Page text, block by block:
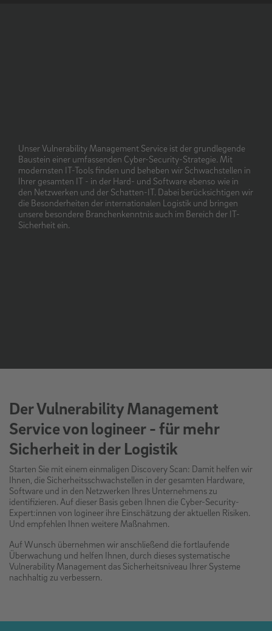
Unser Vulnerability Management Service ist der grundlegende
Baustein einer umfassenden Cyber-Security-Strategie. Mit
modernsten IT-Tools finden und beheben wir Schwachstellen in
Ihrer gesamten IT - in der Hard- und Software ebenso wie in
den Netzwerken und der Schatten-IT. Dabei berücksichtigen wir
die Besonderheiten der internationalen Logistik und bringen
unsere besondere Branchenkenntnis auch im Bereich der IT-
Sicherheit ein.
Der Vulnerability Management
Service von logineer - für mehr
Sicherheit in der Logistik
Starten Sie mit einem einmaligen Discovery Scan: Damit helfen wir
Ihnen, die Sicherheitsschwachstellen in der gesamten Hardware,
Software und in den Netzwerken Ihres Unternehmens zu
identifizieren. Auf dieser Basis geben Ihnen die Cyber-Security-
Expert:innen von logineer ihre Einschätzung der aktuellen Risiken.
Und empfehlen Ihnen weitere Maßnahmen.
Auf Wunsch übernehmen wir anschließend die fortlaufende
Überwachung und helfen Ihnen, durch dieses systematische
Vulnerability Management das Sicherheitsniveau Ihrer Systeme
nachhaltig zu verbessern.